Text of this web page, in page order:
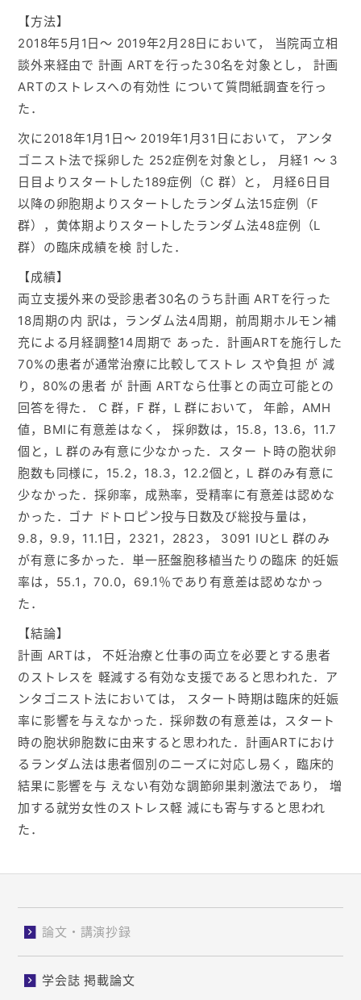
【方法】
2018年5月1日～ 2019年2月28日において， 当院両立相
談外来経由で 計画 ARTを行った30名を対象とし， 計画
ARTのストレスへの有効性 について質問紙調査を行っ
た．
次に2018年1月1日～ 2019年1月31日において， アンタ
ゴニスト法で採卵した 252症例を対象とし， 月経1 ～ 3
日目よりスタートした189症例（C 群）と， 月経6日目
以降の卵胞期よりスタートしたランダム法15症例（F
群），黄体期よりスタートしたランダム法48症例（L
群）の臨床成績を検 討した．
【成績】
両立支援外来の受診患者30名のうち計画 ARTを行った
18周期の内 訳は，ランダム法4周期，前周期ホルモン補
充による月経調整14周期で あった．計画ARTを施行した
70%の患者が通常治療に比較してストレ スや負担 が 減
り，80%の患者 が 計画 ARTなら仕事との両立可能との
回答を得た． C 群，F 群，L 群において， 年齢，AMH
値，BMIに有意差はなく， 採卵数は，15.8，13.6，11.7
個と，L 群のみ有意に少なかった．スター ト時の胞状卵
胞数も同様に，15.2，18.3，12.2個と，L 群のみ有意に
少なかった．採卵率，成熟率，受精率に有意差は認めな
かった．ゴナ ドトロピン投与日数及び総投与量は，
9.8，9.9，11.1日，2321，2823， 3091 IUとL 群のみ
が有意に多かった．単一胚盤胞移植当たりの臨床 的妊娠
率は，55.1，70.0，69.1％であり有意差は認めなかっ
た．
【結論】
計画 ARTは， 不妊治療と仕事の両立を必要とする患者
のストレスを 軽減する有効な支援であると思われた．ア
ンタゴニスト法においては， スタート時期は臨床的妊娠
率に影響を与えなかった．採卵数の有意差は，スタート
時の胞状卵胞数に由来すると思われた．計画ARTにおけ
るランダム法は患者個別のニーズに対応し易く，臨床的
結果に影響を与 えない有効な調節卵巣刺激法であり， 増
加する就労女性のストレス軽 減にも寄与すると思われ
た．
論文・講演抄録
学会誌 掲載論文